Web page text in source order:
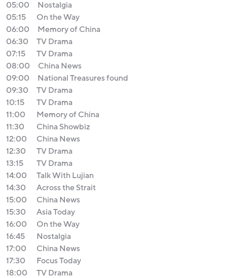
05:00
Nostalgia
05:15
On the Way
06:00
Memory of China
06:30
TV Drama
07:15
TV Drama
08:00
China News
09:00
National Treasures found
09:30
TV Drama
10:15
TV Drama
11:00
Memory of China
11:30
China Showbiz
12:00
China News
12:30
TV Drama
13:15
TV Drama
14:00
Talk With Lujian
14:30
Across the Strait
15:00
China News
15:30
Asia Today
16:00
On the Way
16:45
Nostalgia
17:00
China News
17:30
Focus Today
18:00
TV Drama